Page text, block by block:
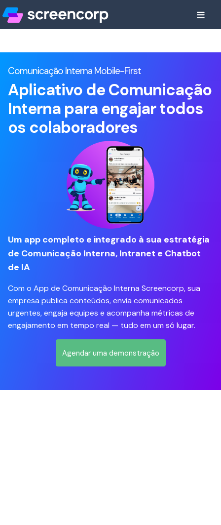
Comunicação Interna Mobile-First
Aplicativo de Comunicação
Interna para engajar todos
os colaboradores
Um app completo e integrado à sua estratégia
de Comunicação Interna, Intranet e Chatbot
de IA
Com o App de Comunicação Interna Screencorp, sua
empresa publica conteúdos, envia comunicados
urgentes, engaja equipes e acompanha métricas de
engajamento em tempo real — tudo em um só lugar.
Agendar uma demonstração